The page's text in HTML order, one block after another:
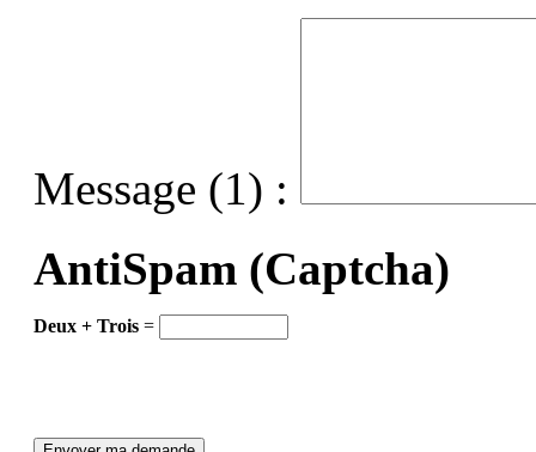
Message (1) :
AntiSpam (Captcha)
Deux + Trois =